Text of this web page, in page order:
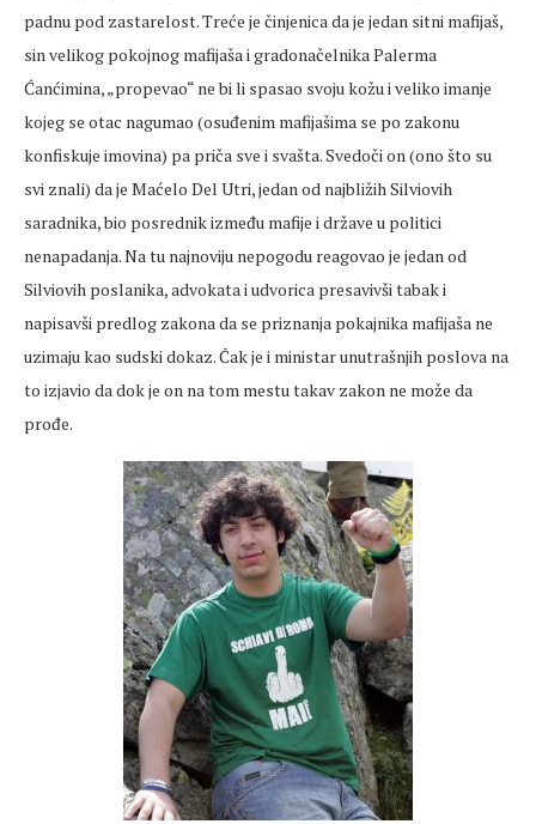
padnu pod zastarelost. Treće je činjenica da je jedan sitni mafijaš,
sin velikog pokojnog mafijaša i gradonačelnika Palerma
Ćanćimina, „propevao“ ne bi li spasao svoju kožu i veliko imanje
kojeg se otac nagumao (osuđenim mafijašima se po zakonu
konfiskuje imovina) pa priča sve i svašta. Svedoči on (ono što su
svi znali) da je Maćelo Del Utri, jedan od najbližih Silviovih
saradnika, bio posrednik između mafije i države u politici
nenapadanja. Na tu najnoviju nepogodu reagovao je jedan od
Silviovih poslanika, advokata i udvorica presavivši tabak i
napisavši predlog zakona da se priznanja pokajnika mafijaša ne
uzimaju kao sudski dokaz. Čak je i ministar unutrašnjih poslova na
to izjavio da dok je on na tom mestu takav zakon ne može da
prođe.